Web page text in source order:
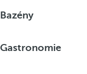
Bazény
Gastronomie